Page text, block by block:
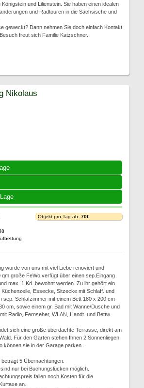
und Lilienstein. Sie haben einen idealen
und Radtouren in die Sächsische und
geweckt? Dann nehmen Sie doch einfach Kontakt
freut sich Familie Katzschner.
Nikolaus
Objekt pro Tag ab: 70€
wurde von uns mit viel Liebe renoviert und
qm große FeWo verfügt über einen sep.Eingang
max. 1 Kd. bewohnt werden. Zu ihr gehört ein
Essecke, Sitzecke mit Schlaff. und
sep. Schlafzimmer mit einem Bett 180 x 200 cm
cm, sowie einem gr. Bad mit Wanne/Dusche und
Radio, Fernseher, WLAN, Handt. und Bettw.
sich eine große überdachte Terrasse, direkt am
Für den Garten stehen Ihnen 2 Sonnenliegen
können sie in der Garage parken.
5 Übernachtungen.
nur bei Buchungslücken möglich.
fallen noch Kosten für die
an.